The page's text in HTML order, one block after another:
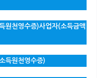
원천영수증)사업자(소득금액
득원천영수증)